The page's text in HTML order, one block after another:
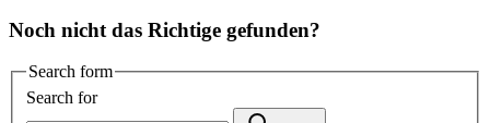
Noch nicht das Richtige gefunden?
Search form
Search for